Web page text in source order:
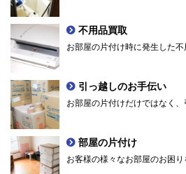
不用品買取
お部屋の片付け時に発生した不
引っ越しのお手伝い
お部屋の片付けだけではなく
部屋の片付け
お客様の様々なお部屋のお困り